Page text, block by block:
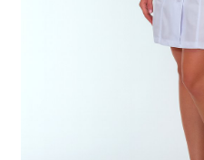
📲Замовити дзвінок
🟢Безкоштовна консультація